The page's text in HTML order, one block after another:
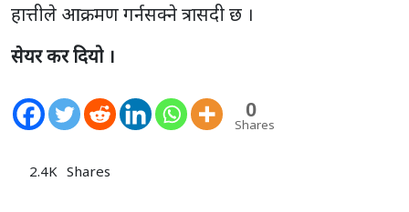
हात्तीले आक्रमण गर्नसक्ने त्रासदी छ ।
सेयर कर दियो ।
0
Shares
2.4K Shares